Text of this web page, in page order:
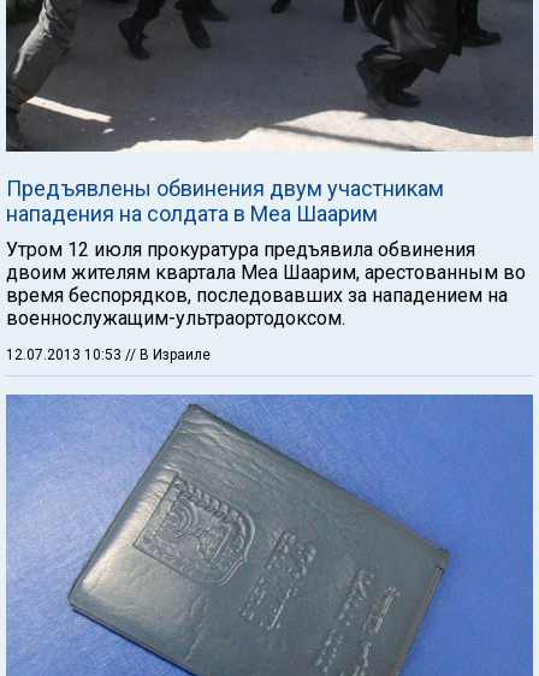
Предъявлены обвинения двум участникам
нападения на солдата в Меа Шаарим
Утром 12 июля прокуратура предъявила обвинения
двоим жителям квартала Меа Шаарим, арестованным во
время беспорядков, последовавших за нападением на
военнослужащим-ультраортодоксом.
12.07.2013 10:53 // В Израиле